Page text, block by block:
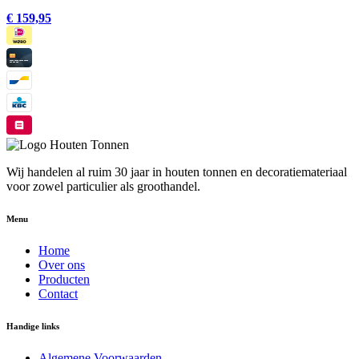
€ 159,95
Wij handelen al ruim 30 jaar in houten tonnen en decoratiemateriaal
voor zowel particulier als groothandel.
Menu
Home
Over ons
Producten
Contact
Handige links